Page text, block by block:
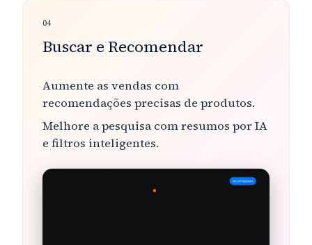
04
Buscar e Recomendar
Aumente as vendas com
recomendações precisas de produtos.
Melhore a pesquisa comresumos por IA
e filtros inteligentes.